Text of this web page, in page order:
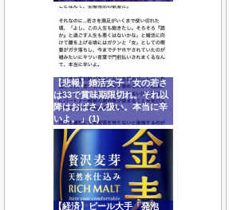
【悲報】婚活女子「女の若さ
は33で賞味期限切れ。それ以
降はおばさん扱い。本当に辛
いよ。」(1)
【経済】ビール大手「発泡